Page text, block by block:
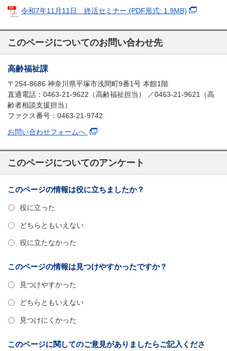
令和7年11月11日 終活セミナー (PDF形式: 1.9MB)
このページについてのお問い合わせ先
高齢福祉課
〒254-8686 神奈川県平塚市浅間町9番1号 本館1階
直通電話：0463-21-9622（高齢福祉担当） ／0463-21-9621（高
齢者相談支援担当）
ファクス番号：0463-21-9742
お問い合わせフォームへ
このページについてのアンケート
このページの情報は役に立ちましたか？
役に立った
どちらともいえない
役に立たなかった
このページの情報は見つけやすかったですか？
見つけやすかった
どちらともいえない
見つけにくかった
このページに関してのご意見がありましたらご記入くださ